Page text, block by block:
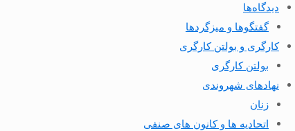
دیدگاه‌ها
گفتگوها و میزگردها
کارگری و بولتن کارگری
بولتن کارگری
نهادهای شهروندی
زنان
اتحادیه ها و کانون های صنفی